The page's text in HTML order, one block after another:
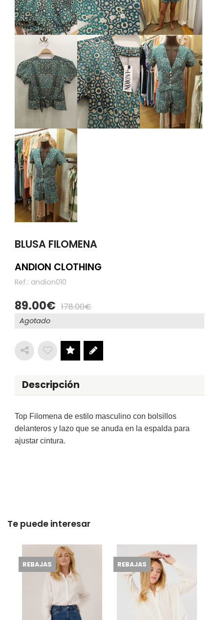
BLUSA FILOMENA
ANDION CLOTHING
Ref.: andion010
89.00 178.00
Agotado
Descripción
Top Filomena de estilo masculino con bolsillos
delanteros y lazo que se anuda en la espalda para
ajustar cintura.
Te puede interesar
REBAJAS REBAJAS